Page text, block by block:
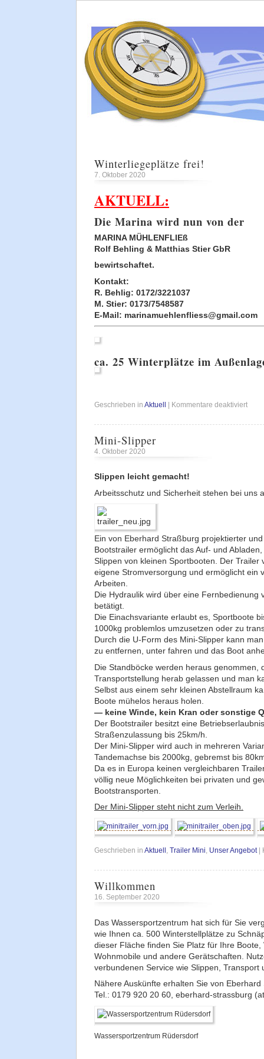
Winterliegeplätze frei!
7. Oktober 2020
AKTUELL:
Die Marina wird nun von der
MARINA MÜHLENFLIEß
Rolf Behling & Matthias Stier GbR
bewirtschaftet.
Kontakt:
R. Behlig: 0172/3221037
M. Stier: 0173/7548587
E-Mail: marinamuehlenfliess@gmail.com
ca. 25 Winterplätze im
Geschrieben in Aktuell | Kommentare deaktiviertfür
frei!
Mini-Slipper
4. Oktober 2020
Slippen leicht gemacht!
Arbeitsschutz und Sicherheit stehen bei uns
Ein von Eberhard Straßburg projektierter
Bootstrailer ermöglicht das Auf- und
Slippen von kleinen Sportbooten. Der Trailer
eigene Stromversorgung und ermöglicht ein
Arbeiten.
Die Hydraulik wird über eine Fernbedienung
betätigt.
Die Einachsvariante erlaubt es, Sportboote
1000kg problemlos umzusetzen oder zu
Durch die U-Form des Mini-Slipper kann
zu entfernen, unter fahren und das Boot
Die Standböcke werden heraus genommen,
Transportstellung herab gelassen und man
Selbst aus einem sehr kleinen Abstellraum
Boote mühelos heraus holen.
— keine Winde, kein Kran oder sonstige
Der Bootstrailer besitzt eine
Straßenzulassung bis 25km/h.
Der Mini-Slipper wird auch in mehreren
Tandemachse bis 2000kg, gebremst bis
Da es in Europa keinen vergleichbaren
völlig neue Möglichkeiten bei privaten und
Bootstransporten.
Der Mini-Slipper steht nicht zum Verleih.
Geschrieben in Aktuell , Trailer Mini, Unser Angebot|
Willkommen
16. September 2020
Das Wassersportzentrum hat sich für Sie
wie Ihnen ca. 500 Winterstellplätze zu
dieser Fläche finden Sie Platz für Ihre Boote,
Wohnmobile und andere Gerätschaften.
verbundenen Service wie Slippen, Transport
Nähere Auskünfte erhalten Sie von
Tel.: 0179 920 20 60, eberhard-strassburg
Wassersportzentrum Rüdersdorf